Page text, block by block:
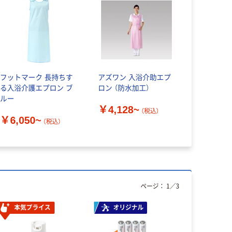
フットマーク 長持ちす
る入浴介護エプロン ブ
ルー
￥6,050~ （税込）
アズワン 入浴介助エプ
ロン （防水加工）
￥4,128~ （税込）
本気プライス オリジナル
ページ： 1 ／3